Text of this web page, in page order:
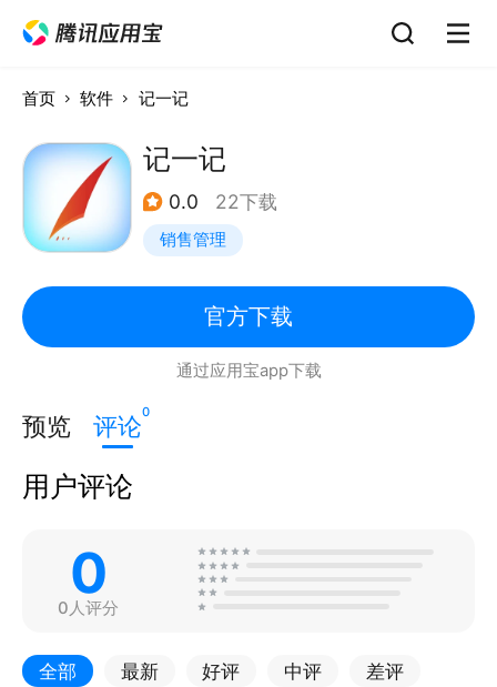
首页 软件 记一记
记一记
0.0 22下载
销售管理
官方下载
通过应用宝app下载
预览 评论0
用户评论
0
0人评分
全部 最新 好评 中评 差评